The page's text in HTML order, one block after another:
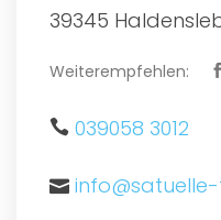
39345
Weiterempfehlen:
039058 3012